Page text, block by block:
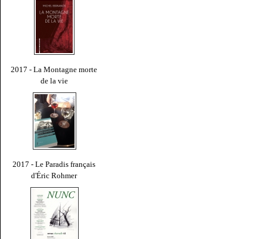
2017 - La Montagne morte
de la vie
2017 - Le Paradis français
d'Éric Rohmer